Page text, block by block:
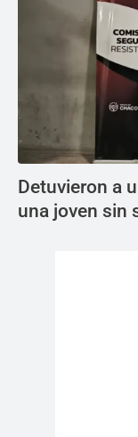
Detuvieron a
una joven sin